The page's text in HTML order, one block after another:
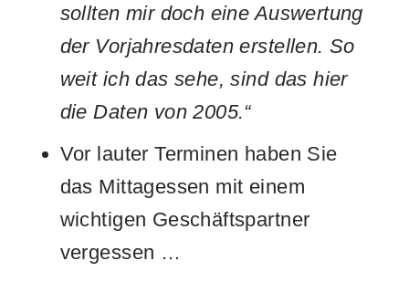
sollten mir doch eine Auswertung
der Vorjahresdaten erstellen. So
weit ich das sehe, sind das hier
die Daten von 2005.“
Vor lauter Terminen haben Sie
das Mittagessen mit einem
wichtigen Geschäftspartner
vergessen …